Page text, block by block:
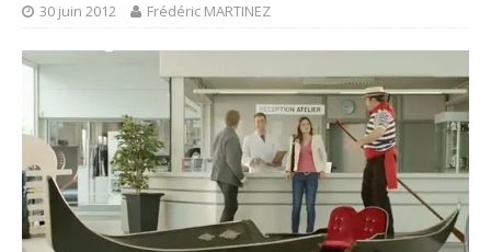
30 juin 2012 Frédéric MARTINEZ